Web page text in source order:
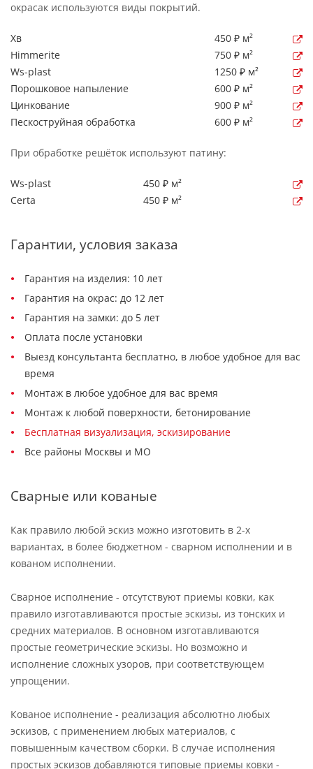
окрасак используются виды покрытий.
Хв
450 ₽ м²
Himmerite
750 ₽ м²
Ws-plast
1250 ₽ м²
Порошковое напыление
600 ₽ м²
Цинкование
900 ₽ м²
Пескоструйная обработка
600 ₽ м²
При обработке решёток используют патину:
Ws-plast
450 ₽ м²
Certa
450 ₽ м²
Гарантии, условия заказа
Гарантия на изделия: 10 лет
Гарантия на окрас: до 12 лет
Гарантия на замки: до 5 лет
Оплата после установки
Выезд консультанта бесплатно, в любое удобное для вас
время
Монтаж в любое удобное для вас время
Монтаж к любой поверхности, бетонирование
Бесплатная визуализация, эскизирование
Все районы Москвы и МО
Сварные или кованые
Как правило любой эскиз можно изготовить в 2-х
вариантах, в более бюджетном - сварном исполнении и в
кованом исполнении.
Сварное исполнение - отсутствуют приемы ковки, как
правило изготавливаются простые эскизы, из тонских и
средних материалов. В основном изготавливаются
простые геометрические эскизы. Но возможно и
исполнение сложных узоров, при соответствующем
упрощении.
Кованое исполнение - реализация абсолютно любых
эскизов, с применением любых материалов, с
повышенным качеством сборки. В случае исполнения
простых эскизов добавляются типовые приемы ковки -